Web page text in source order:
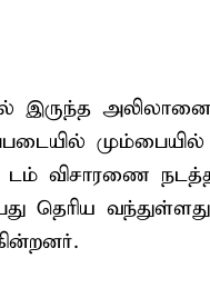
இருந்த
மும்பையில்
விசாரணை
தெரிய